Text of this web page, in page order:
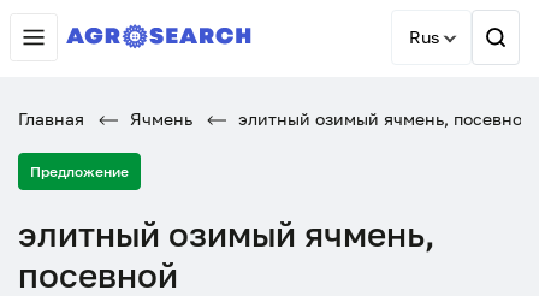
Rus
Главная Ячмень элитный озимый ячмень, посевной
Предложение
элитный озимый ячмень,
посевной